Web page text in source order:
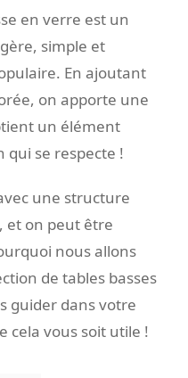
en verre est un
simple et
En ajoutant
on apporte une
un élément
qui se respecte !
une structure
et on peut être
nous allons
de tables basses
guider dans votre
cela vous soit utile !